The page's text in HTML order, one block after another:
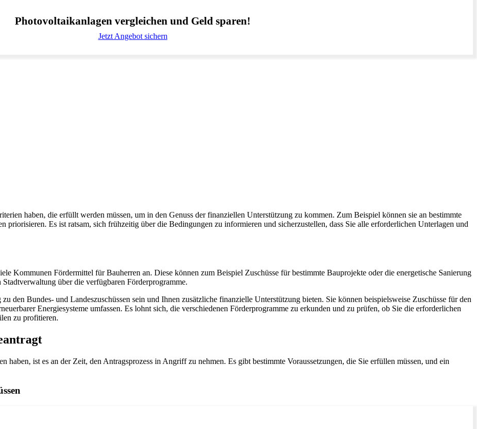
Photovoltaikanlagen vergleichen und Geld sparen!
Jetzt Angebot sichern
haben, die erfüllt werden müssen, um in den Genuss der finanziellen Unterstützung zu kommen. Zum Beispiel können sie an bestimmte
priorisieren. Es ist ratsam, sich frühzeitig über die Bedingungen zu informieren und sicherzustellen, dass Sie alle erforderlichen Unterlagen und
Kommunen Fördermittel für Bauherren an. Diese können zum Beispiel Zuschüsse für bestimmte Bauprojekte oder die energetische Sanierung
über die verfügbaren Förderprogramme.
den Bundes- und Landeszuschüssen sein und Ihnen zusätzliche finanzielle Unterstützung bieten. Sie können beispielsweise Zuschüsse für den
Energiesysteme umfassen. Es lohnt sich, die verschiedenen Förderprogramme zu erkunden und zu prüfen, ob Sie die erforderlichen
zu profitieren.
haben, ist es an der Zeit, den Antragsprozess in Angriff zu nehmen. Es gibt bestimmte Voraussetzungen, die Sie erfüllen müssen, und ein